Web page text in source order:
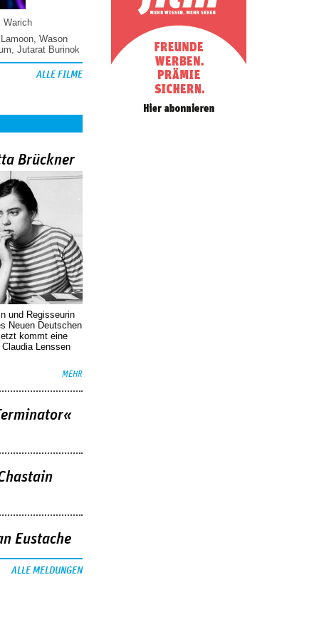
Warich
Wason
Jutarat Burinok
ALLE FILME
Brückner
und Regisseurin
Neuen Deutschen
kommt eine
Lenssen
MEHR
Eustache
ALLE MELDUNGEN